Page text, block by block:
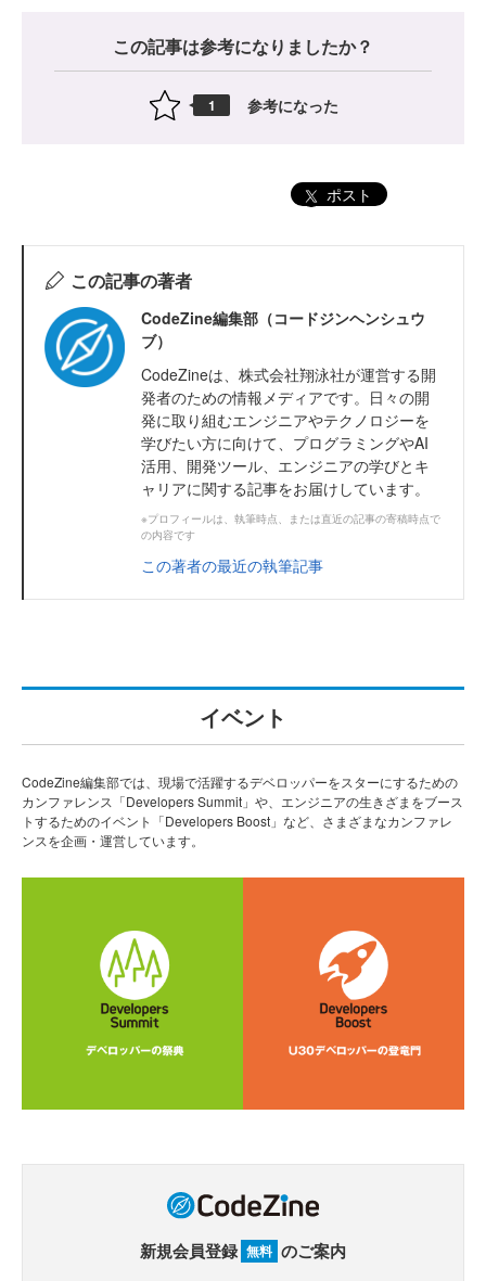
この記事は参考になりましたか？
1 参考になった
ポスト
この記事の著者
CodeZine編集部（コードジンヘンシュウ
ブ）
CodeZineは、株式会社翔泳社が運営する開
発者のための情報メディアです。日々の開
発に取り組むエンジニアやテクノロジーを
学びたい方に向けて、プログラミングやAI
活用、開発ツール、エンジニアの学びとキ
ャリアに関する記事をお届けしています。
※プロフィールは、執筆時点、または直近の記事の寄稿時点で
の内容です
この著者の最近の執筆記事
イベント
CodeZine編集部では、現場で活躍するデベロッパーをスターにするための
カンファレンス「Developers Summit」や、エンジニアの生きざまをブース
トするためのイベント「Developers Boost」など、さまざまなカンファレ
ンスを企画・運営しています。
新規会員登録 無料 のご案内